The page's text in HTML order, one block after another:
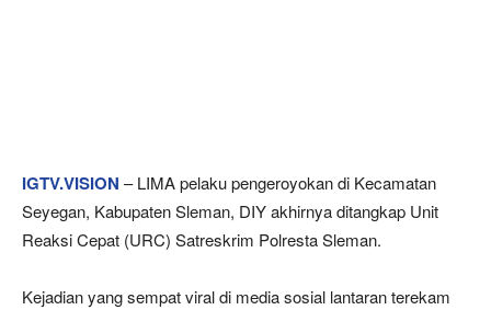
IGTV.VISION – LIMA pelaku pengeroyokan di Kecamatan
Seyegan, Kabupaten Sleman, DIY akhirnya ditangkap Unit
Reaksi Cepat (URC) Satreskrim Polresta Sleman.
Kejadian yang sempat viral di media sosial lantaran terekam